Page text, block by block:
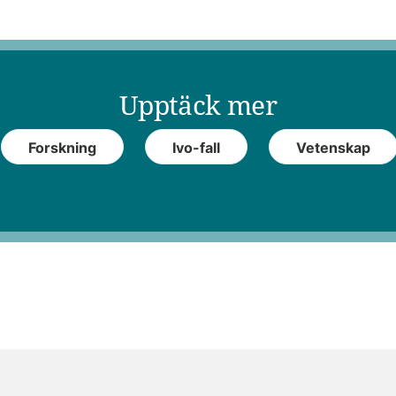
Upptäck mer
Forskning Ivo-fall Vetenskap